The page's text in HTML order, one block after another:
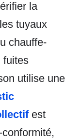
la
tuyaux
chauffe-
fuites
utilise une
est